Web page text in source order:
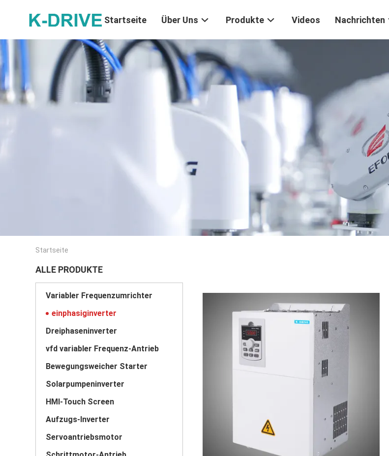
Startseite Über Uns Produkte Videos Nachrichten
Startseite
ALLE PRODUKTE
Variabler Frequenzumrichter
einphasiginverter
Dreiphaseninverter
vfd variabler Frequenz-Antrieb
Bewegungsweicher Starter
Solarpumpeninverter
HMI-Touch Screen
Aufzugs-Inverter
Servoantriebsmotor